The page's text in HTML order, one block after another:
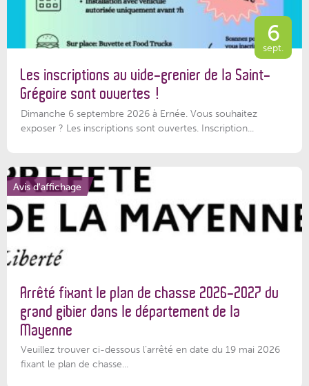
6
sept.
Les inscriptions au vide-grenier de la Saint-
Grégoire sont ouvertes !
Dimanche 6 septembre 2026 à Ernée. Vous souhaitez
exposer ? Les inscriptions sont ouvertes. Inscription...
Avis d'affichage
Arrêté fixant le plan de chasse 2026-2027 du
grand gibier dans le département de la
Mayenne
Veuillez trouver ci-dessous l’arrêté en date du 19 mai 2026
fixant le plan de chasse...